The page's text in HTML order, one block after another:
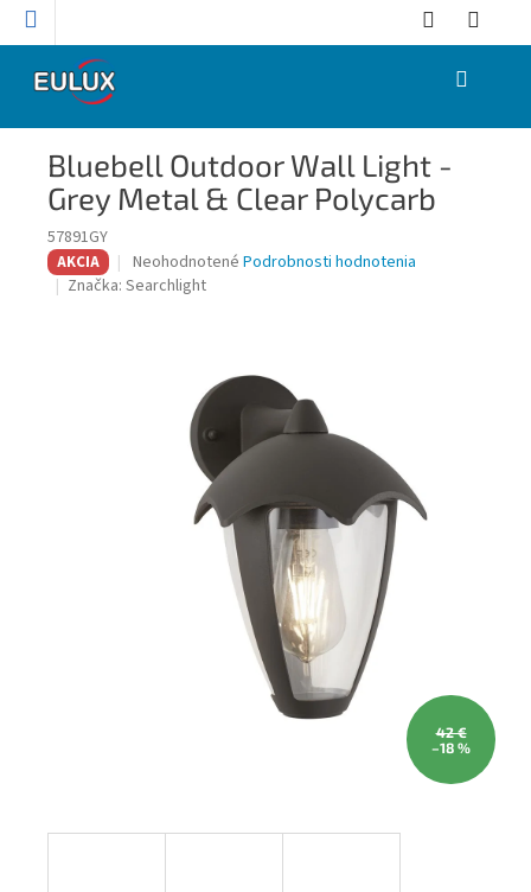
Prejsť
NÁKUPNÝ
Bluebell Outdoor Wall Light -
Grey Metal & Clear Polycarb
57891GY
AKCIA
Priemerné
hodnotenie
hviezdičiek.
Neohodnotené Podrobnosti hodnotenia
Značka: Searchlight
42 €
–18 %